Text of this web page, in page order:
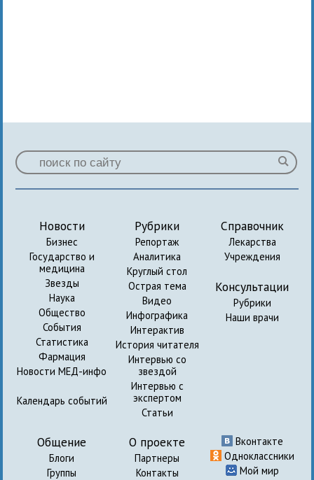
Новости
Бизнес
Государство и
медицина
Звезды
Наука
Общество
События
Статистика
Фармация
Новости МЕД-инфо
Календарь событий
Рубрики
Репортаж
Аналитика
Круглый стол
Острая тема
Видео
Инфографика
Интерактив
История читателя
Интервью со
звездой
Интервью с
экспертом
Статьи
Справочник
Лекарства
Учреждения
Консультации
Рубрики
Наши врачи
Общение
Блоги
Группы
О проекте
Партнеры
Контакты
Вконтакте
Одноклассники
Мой мир